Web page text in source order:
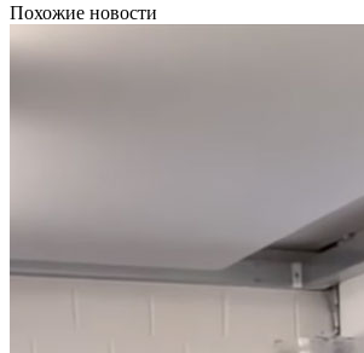
Похожие новости